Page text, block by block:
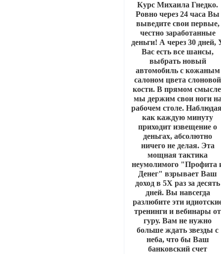
Курс Михаила Гнедко.
Ровно через 24 часа Вы
выведите свои первые,
честно заработанные
деньги! А через 30 дней,
Вас есть все шансы,
выбрать новый
автомобиль с кожаным
салоном цвета слоновой
кости. В прямом
мы держим свои ноги
рабочем столе.
как каждую минуту
приходит извещение о
деньгах, абсолютно
ничего не делая. Эта
мощная тактика
неумолимого "Профита
Денег" взрывает Ваш
доход в 5Х раз за десять
дней. Вы навсегда
разлюбите эти
тренинги и вебинары от
гуру. Вам не нужно
больше ждать звезды с
неба, что бы Ваш
банковский счет